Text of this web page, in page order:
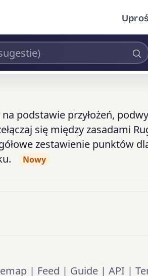
podstawie przyłożeń,
się między zasadami
zestawienie punktów
Nowy
| Feed | Guide| API |